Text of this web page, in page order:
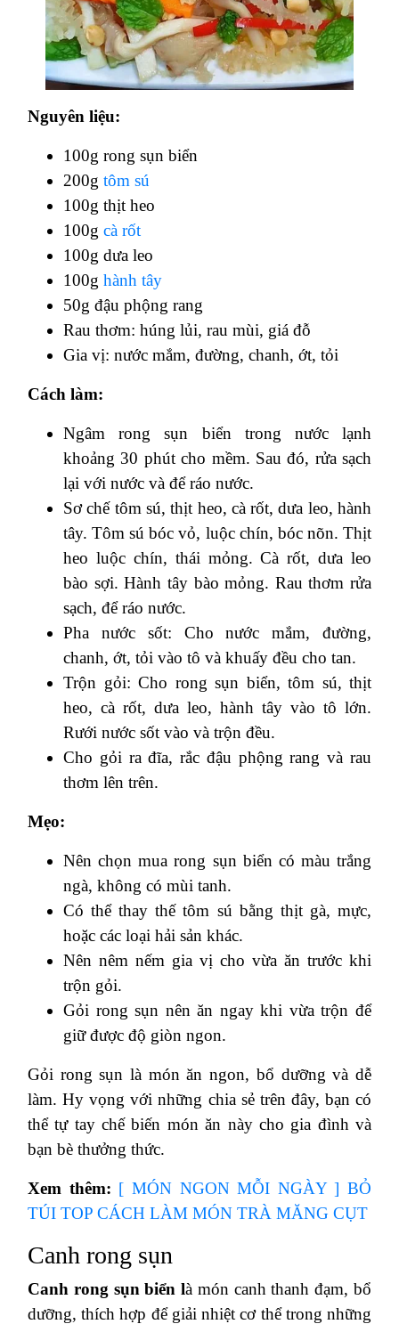
Nguyên liệu:
100g rong sụn biển
200g tôm sú
100g thịt heo
100g cà rốt
100g dưa leo
100g hành tây
50g đậu phộng rang
Rau thơm: húng lủi, rau mùi, giá đỗ
Gia vị: nước mắm, đường, chanh, ớt, tỏi
Cách làm:
Ngâm rong sụn biển trong nước lạnh
khoảng 30 phút cho mềm. Sau đó, rửa sạch
lại với nước và để ráo nước.
Sơ chế tôm sú, thịt heo, cà rốt, dưa leo, hành
tây. Tôm sú bóc vỏ, luộc chín, bóc nõn. Thịt
heo luộc chín, thái mỏng. Cà rốt, dưa leo
bào sợi. Hành tây bào mỏng. Rau thơm rửa
sạch, để ráo nước.
Pha nước sốt: Cho nước mắm, đường,
chanh, ớt, tỏi vào tô và khuấy đều cho tan.
Trộn gỏi: Cho rong sụn biển, tôm sú, thịt
heo, cà rốt, dưa leo, hành tây vào tô lớn.
Rưới nước sốt vào và trộn đều.
Cho gỏi ra đĩa, rắc đậu phộng rang và rau
thơm lên trên.
Mẹo:
Nên chọn mua rong sụn biển có màu trắng
ngà, không có mùi tanh.
Có thể thay thế tôm sú bằng thịt gà, mực,
hoặc các loại hải sản khác.
Nên nêm nếm gia vị cho vừa ăn trước khi
trộn gỏi.
Gỏi rong sụn nên ăn ngay khi vừa trộn để
giữ được độ giòn ngon.
Gỏi rong sụn là món ăn ngon, bổ dưỡng và dễ
làm. Hy vọng với những chia sẻ trên đây, bạn có
thể tự tay chế biến món ăn này cho gia đình và
bạn bè thưởng thức.
Xem thêm: [ MÓN NGON MỖI NGÀY ] BỎ
TÚI TOP CÁCH LÀM MÓN TRÀ MĂNG CỤT
Canh rong sụn
Canh rong sụn biển là món canh thanh đạm, bổ
dưỡng, thích hợp để giải nhiệt cơ thể trong những